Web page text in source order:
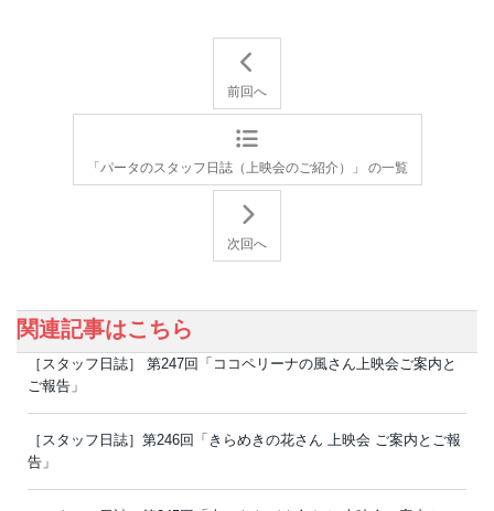
前回へ
「パータのスタッフ日誌（上映会のご紹介）」 の一覧
次回へ
関連記事はこちら
［スタッフ日誌］ 第247回「ココペリーナの風さん上映会ご案内と
ご報告」
［スタッフ日誌］第246回「きらめきの花さん 上映会 ご案内とご報
告」